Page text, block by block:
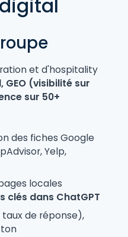
et d'hospitality
GEO (visibilité sur
sur 50+
des fiches Google
Yelp,
locales
clés dans ChatGPT
taux de réponse),